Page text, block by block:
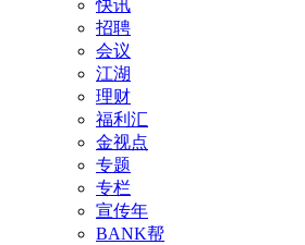
快讯
招聘
会议
江湖
理财
福利汇
金视点
专题
专栏
宣传年
BANK帮